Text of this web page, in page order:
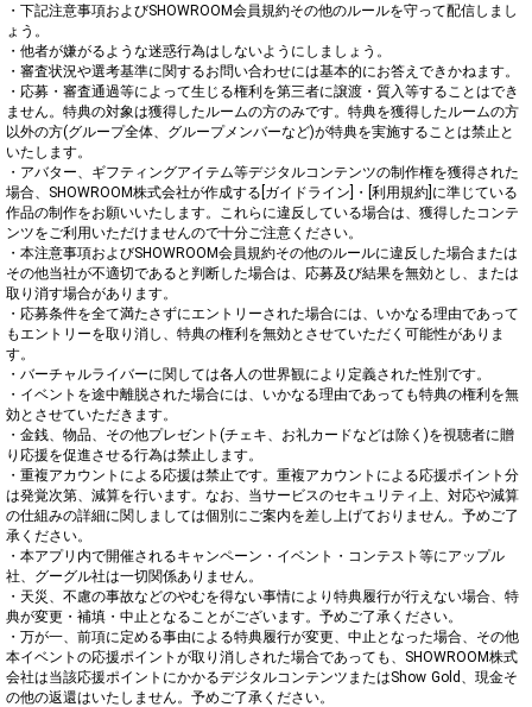
・下記注意事項およびSHOWROOM会員規約その他のルールを守って配信しまし
ょう。
・他者が嫌がるような迷惑行為はしないようにしましょう。
・審査状況や選考基準に関するお問い合わせには基本的にお答えできかねます。
・応募・審査通過等によって生じる権利を第三者に譲渡・質入等することはでき
ません。特典の対象は獲得したルームの方のみです。特典を獲得したルームの方
以外の方(グループ全体、グループメンバーなど)が特典を実施することは禁止と
いたします。
・アバター、ギフティングアイテム等デジタルコンテンツの制作権を獲得された
場合、SHOWROOM株式会社が作成する[ガイドライン]・[利用規約]に準じている
作品の制作をお願いいたします。これらに違反している場合は、獲得したコンテ
ンツをご利用いただけませんので十分ご注意ください。
・本注意事項およびSHOWROOM会員規約その他のルールに違反した場合または
その他当社が不適切であると判断した場合は、応募及び結果を無効とし、または
取り消す場合があります。
・応募条件を全て満たさずにエントリーされた場合には、いかなる理由であって
もエントリーを取り消し、特典の権利を無効とさせていただく可能性がありま
す。
・バーチャルライバーに関しては各人の世界観により定義された性別です。
・イベントを途中離脱された場合には、いかなる理由であっても特典の権利を無
効とさせていただきます。
・金銭、物品、その他プレゼント(チェキ、お礼カードなどは除く)を視聴者に贈
り応援を促進させる行為は禁止します。
・重複アカウントによる応援は禁止です。重複アカウントによる応援ポイント分
は発覚次第、減算を行います。なお、当サービスのセキュリティ上、対応や減算
の仕組みの詳細に関しましては個別にご案内を差し上げておりません。予めご了
承ください。
・本アプリ内で開催されるキャンペーン・イベント・コンテスト等にアップル
社、グーグル社は一切関係ありません。
・天災、不慮の事故などのやむを得ない事情により特典履行が行えない場合、特
典が変更・補填・中止となることがございます。予めご了承ください。
・万が一、前項に定める事由による特典履行が変更、中止となった場合、その他
本イベントの応援ポイントが取り消しされた場合であっても、SHOWROOM株式
会社は当該応援ポイントにかかるデジタルコンテンツまたはShow Gold、現金そ
の他の返還はいたしません。予めご了承ください。